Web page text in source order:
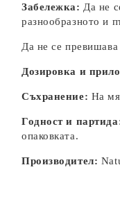
Забележка: Да не
разнообразното и
Да не се превишава
Дозировка и
Съхранение: На
Годност и
опаковката.
Производител: